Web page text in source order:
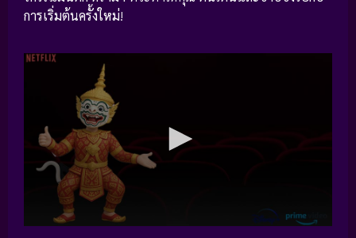
การเริ่มต้นครั้งใหม่!